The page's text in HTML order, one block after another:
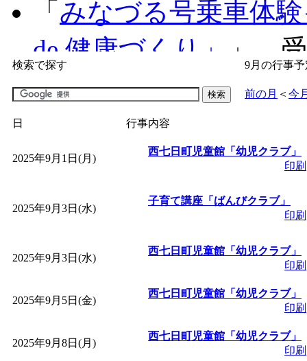
「 みなづる号乗車体
de 健康づくり」
」 受
「子育て交流広場「
間：2026/07/09～
「皆鶴姫のこびる塾
～」 受付期間：～
2026/07/10～2026/08/
「子育て交流広場「
間：2026/07/13～2026/
検索で探す 9月の行事予
前の月 ＜ 今
日 行事内容
2025年9月1日(月)
西七日町児童館「幼児クラブ」
印刷
2025年9月3日(水)
子育て講座「ばんびクラブ」
印刷
2025年9月3日(水)
西七日町児童館「幼児クラブ」
印刷
2025年9月5日(金)
西七日町児童館「幼児クラブ」
印刷
2025年9月8日(月)
西七日町児童館「幼児クラブ」
印刷